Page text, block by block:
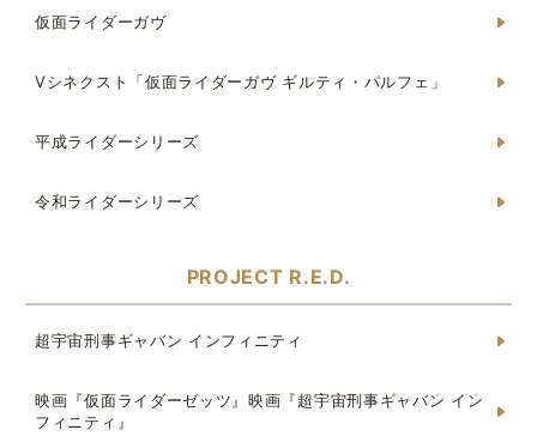
仮面ライダーガヴ
Vシネクスト「仮面ライダーガヴ ギルティ・パルフェ」
平成ライダーシリーズ
令和ライダーシリーズ
PROJECT R.E.D.
超宇宙刑事ギャバン インフィニティ
映画『仮面ライダーゼッツ』映画『超宇宙刑事ギャバン イン
フィニティ』